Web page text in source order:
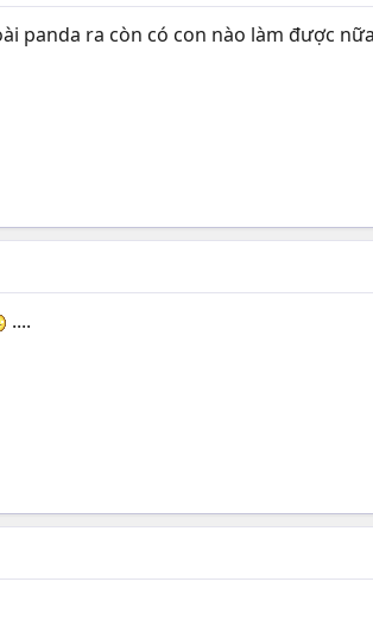
panda ra còn có con nào làm được
....